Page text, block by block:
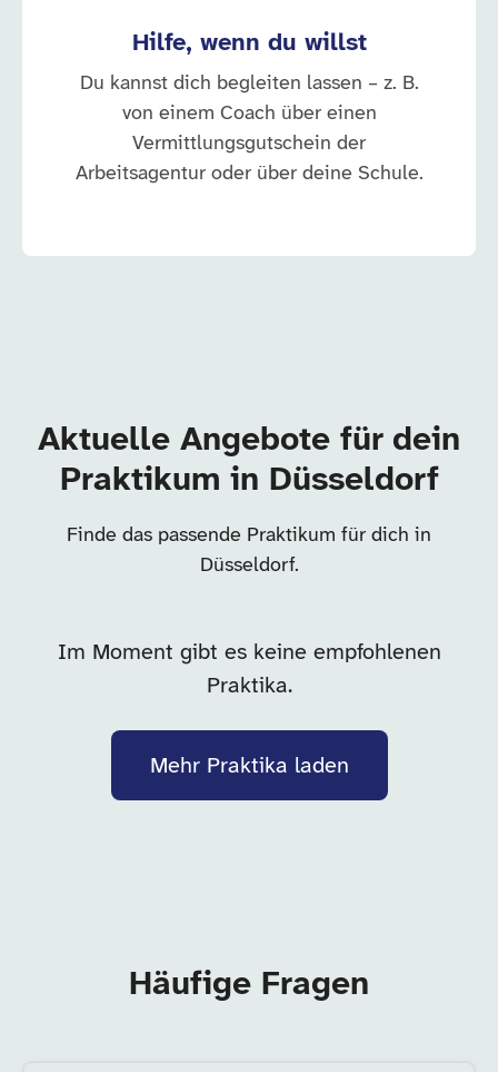
Hilfe, wenn du willst
Du kannst dich begleiten lassen – z. B.
von einem Coach über einen
Vermittlungsgutschein der
Arbeitsagentur oder über deine Schule.
Aktuelle Angebote für dein
Praktikum in Düsseldorf
Finde das passende Praktikum für dich in
Düsseldorf.
Im Moment gibt es keine empfohlenen
Praktika.
Mehr Praktika laden
Häufige Fragen